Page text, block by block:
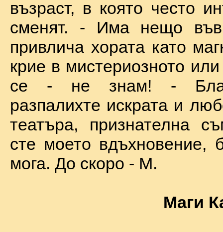
възраст, в която често
сменят. - Има нещо във
привлича хората като
крие в мистериозното
се - не знам! -
разпалихте искрата и
театъра, признателна
сте моето вдъхновение,
мога. До скоро - М.
Маги